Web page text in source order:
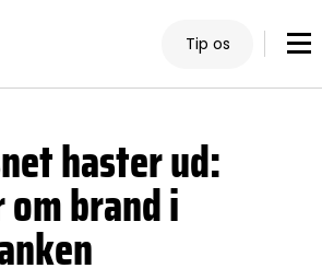
Tip os
haster ud:
brand i